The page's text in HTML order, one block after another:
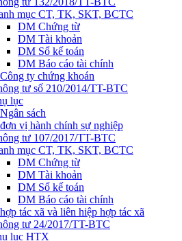
mục CT, TK, SKT, BCTC
DM Chứng từ
DM Tài khoản
DM Sổ kế toán
DM Báo cáo tài chính
ty chứng khoán
tư số 210/2014/TT-BTC
lục
sách
vị hành chính sự nghiệp
tư 107/2017/TT-BTC
mục CT, TK, SKT, BCTC
DM Chứng từ
DM Tài khoản
DM Sổ kế toán
DM Báo cáo tài chính
tác xã và liên hiệp hợp tác xã
tư 24/2017/TT-BTC
lục HTX